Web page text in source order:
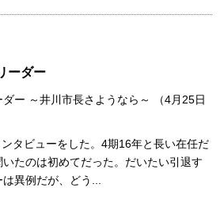
ーダー
ー ～井川市長さようなら～ （4月25日
タビューをした。4期16年と長い在任だ
たのは初めてだった。だいたい引退す
異例だが、どう...